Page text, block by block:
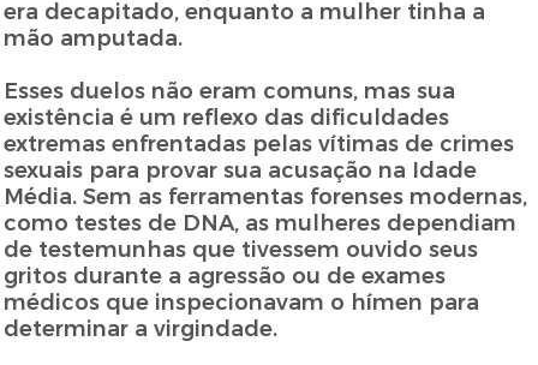
era decapitado, enquanto a mulher tinha a
mão amputada.
Esses duelos não eram comuns, mas sua
existência é um reflexo das dificuldades
extremas enfrentadas pelas vítimas de crimes
sexuais para provar sua acusação na Idade
Média. Sem as ferramentas forenses modernas,
como testes de DNA, as mulheres dependiam
de testemunhas que tivessem ouvido seus
gritos durante a agressão ou de exames
médicos que inspecionavam o hímen para
determinar a virgindade.